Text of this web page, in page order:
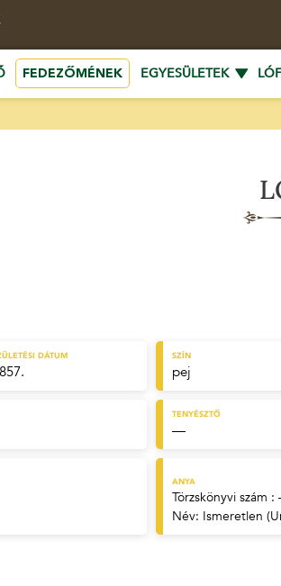
FEDEZŐMÉNEK EGYESÜLETEK
DÁTUM SZÍN
pej
TENYÉSZTŐ
—
ANYA
Törzskönyvi szám
Név: Ismeretlen